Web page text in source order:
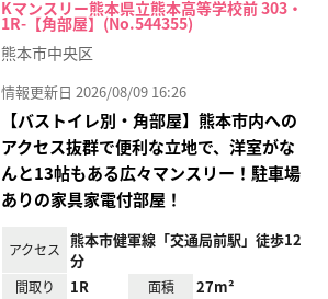
Kマンスリー熊本県立熊本高等学校前 303・
1R-【角部屋】(No.544355)
熊本市中央区
情報更新日 2026/08/09 16:26
【バストイレ別・角部屋】熊本市内への
アクセス抜群で便利な立地で、洋室がな
んと13帖もある広々マンスリー！駐車場
ありの家具家電付部屋！
アクセス
熊本市健軍線「交通局前駅」徒歩12
分
間取り 1R 面積 27m²